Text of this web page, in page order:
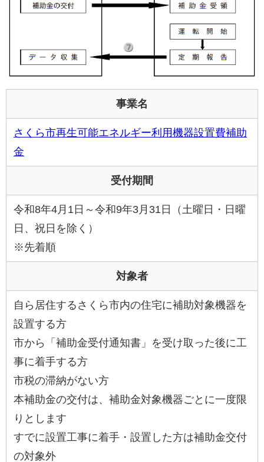
事業名
さくら市再生可能エネルギー利用機器設置費補助
金
受付期間
令和8年4月1日～令和9年3月31日（土曜日・日曜
日、祝日を除く）
※先着順
対象者
自ら居住するさくら市内の住宅に補助対象機器を
設置する方
市から「補助金受付通知書」を受け取った後に工
事に着手する方
市税の滞納がない方
本補助金の交付は、補助金対象機器ごとに一度限
りとします
すでに設置工事に着手・設置した方は補助金交付
の対象外